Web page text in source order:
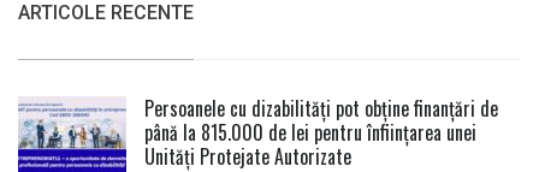
ARTICOLE RECENTE
Persoanele cu dizabilități pot obține finanțări de
până la 815.000 de lei pentru înființarea unei
Unități Protejate Autorizate